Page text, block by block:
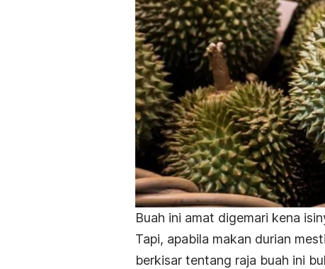
Buah ini amat digemari kena
Tapi, apabila makan durian
berkisar tentang raja buah ini